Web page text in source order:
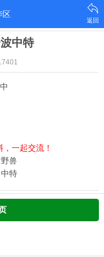
区
返回
中特
一起交流！
兽
特